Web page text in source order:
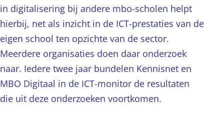
in digitalisering bij andere mbo-scholen helpt
hierbij, net als inzicht in de ICT-prestaties van de
eigen school ten opzichte van de sector.
Meerdere organisaties doen daar onderzoek
naar. Iedere twee jaar bundelen Kennisnet en
MBO Digitaal in de ICT-monitor de resultaten
die uit deze onderzoeken voortkomen.